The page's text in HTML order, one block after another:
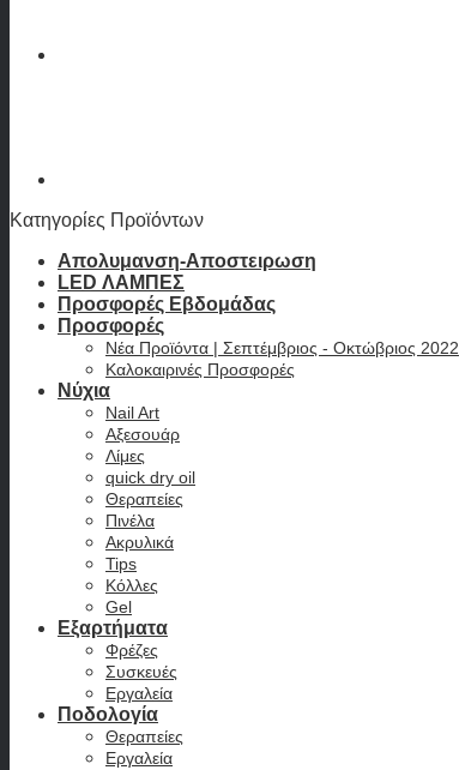
Κατηγορίες Προϊόντων
Απολυμανση-Αποστειρωση
LED ΛΑΜΠΕΣ
Προσφορές Εβδομάδας
Προσφορές
Νέα Προϊόντα | Σεπτέμβριος - Οκτώβριος 2022
Καλοκαιρινές Προσφορές
Νύχια
Nail Art
Αξεσουάρ
Λίμες
quick dry oil
Θεραπείες
Πινέλα
Ακρυλικά
Tips
Κόλλες
Gel
Εξαρτήματα
Φρέζες
Συσκευές
Εργαλεία
Ποδολογία
Θεραπείες
Εργαλεία